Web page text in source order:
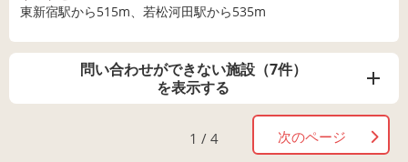
東新宿駅から515m、若松河田駅から535m
問い合わせができない施設（7件）
を表示する
1 / 4 次のページ